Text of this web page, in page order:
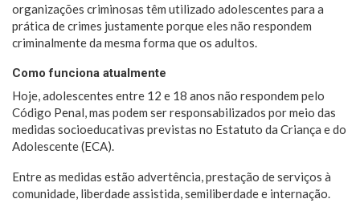
organizações criminosas têm utilizado adolescentes para a
prática de crimes justamente porque eles não respondem
criminalmente da mesma forma que os adultos.
Como funciona atualmente
Hoje, adolescentes entre 12 e 18 anos não respondem pelo
Código Penal, mas podem ser responsabilizados por meio das
medidas socioeducativas previstas no Estatuto da Criança e do
Adolescente (ECA).
Entre as medidas estão advertência, prestação de serviços à
comunidade, liberdade assistida, semiliberdade e internação.